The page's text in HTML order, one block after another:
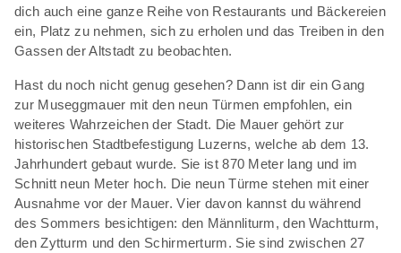
dich auch eine ganze Reihe von Restaurants und Bäckereien
ein, Platz zu nehmen, sich zu erholen und das Treiben in den
Gassen der Altstadt zu beobachten.
Hast du noch nicht genug gesehen? Dann ist dir ein Gang
zur Museggmauer mit den neun Türmen empfohlen, ein
weiteres Wahrzeichen der Stadt. Die Mauer gehört zur
historischen Stadtbefestigung Luzerns, welche ab dem 13.
Jahrhundert gebaut wurde. Sie ist 870 Meter lang und im
Schnitt neun Meter hoch. Die neun Türme stehen mit einer
Ausnahme vor der Mauer. Vier davon kannst du während
des Sommers besichtigen: den Männliturm, den Wachtturm,
den Zytturm und den Schirmerturm. Sie sind zwischen 27